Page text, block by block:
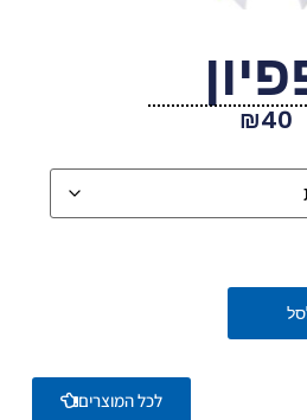
₪40
לכל המוצרים